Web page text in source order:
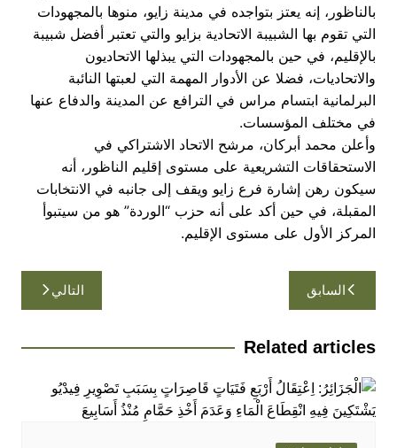
بالناظور، إنه يعتز بتواجده في مدينة زايو، منوها بالمجهودات
التي تقوم بها الشبيبة الاتحادية بزايو والتي تعتبر أفضل شبيبة
بالإقليم، في حين بالمجهودات التي يبذلها الاتحاديون
والاتحاديات، فضلا عن الأدوار المهمة التي لعبتها النائبة
البرلمانية ابتسام مراس في الترافع عن المدينة والدفاع عنها
في مختلف المؤسسات.
وأعلن محمد أبركان، مرشح الاتحاد الاشتراكي في
الاستحقاقات التشريعية على مستوى إقليم الناظور، أنه
سيكون رهن إشارة فرع زايو ويقف إلى جانبه في الانتخابات
المقبلة، في حين أكد على أنه حزب “الوردة” هو من سيتبوأ
المركز الأول على مستوى الإقليم.
تصفّح
المقالات
السابق التالي
Related articles